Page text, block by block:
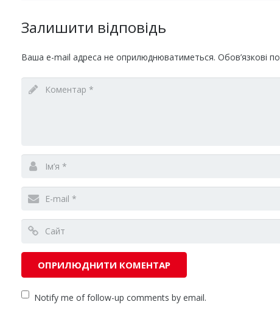
Залишити відповідь
Ваша e-mail адреса не оприлюднюватиметься. Обов’язкові
Notify me of follow-up comments by email.